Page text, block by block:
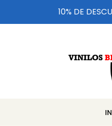
10% DE